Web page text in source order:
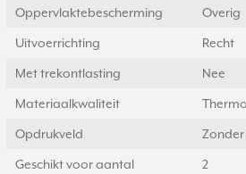
Oppervlaktebescherming Overig
Uitvoerrichting Recht
Met trekontlasting Nee
Materiaalkwaliteit
Opdrukveld
Geschikt voor aantal
2